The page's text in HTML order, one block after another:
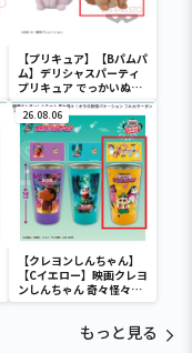
【プリキュア】【Bパムパ
ム】デリシャスパーティ
プリキュア でっかいぬい
ぐるみ１
26.08.06
【クレヨンしんちゃん】
【Cイエロー】映画クレヨ
ンしんちゃん 奇々怪々！
オラの妖怪バケ～ション
もっと見る